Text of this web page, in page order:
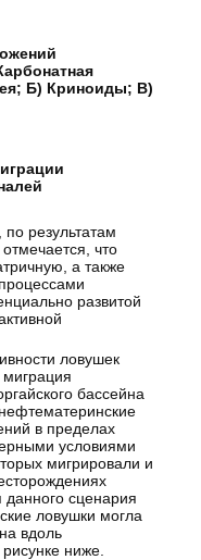
Б) Криноиды; В)
результатам
что
а также
развитой
ловушек
миграция
бассейна
в пределах
условиями
мигрировали и
данного сценария
ловушки могла
вдоль
ниже.